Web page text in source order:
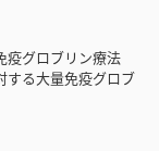
グロブリン療法
る大量免疫グロブ